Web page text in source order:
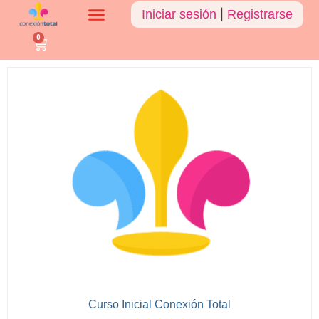
Iniciar sesión Registrarse
0
Curso Inicial Conexión Total